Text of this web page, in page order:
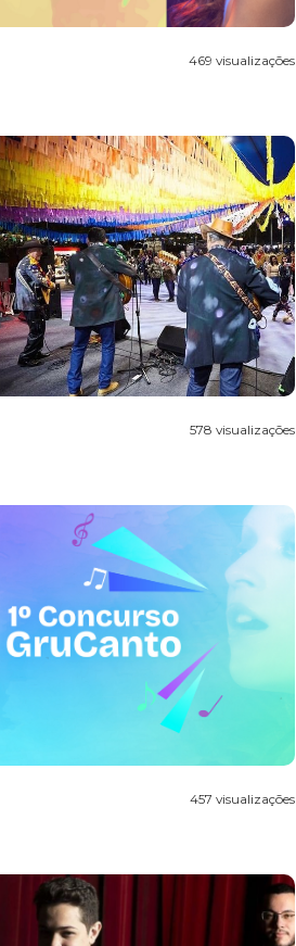
469 visualizações
578 visualizações
457 visualizações